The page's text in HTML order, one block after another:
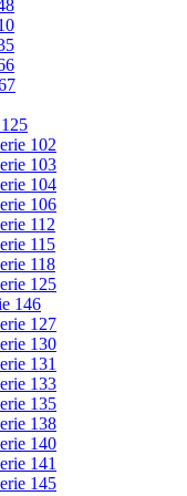
102
103
104
106
112
115
118
125
146
127
130
131
133
135
138
140
141
145